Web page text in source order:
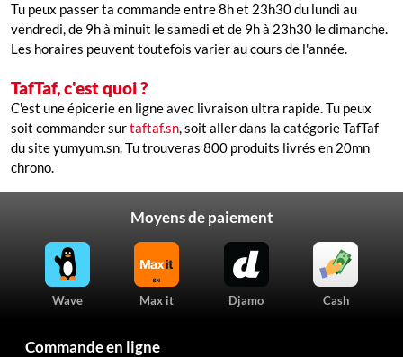
Tu peux passer ta commande entre 8h et 23h30 du lundi au
vendredi, de 9h à minuit le samedi et de 9h à 23h30 le dimanche.
Les horaires peuvent toutefois varier au cours de l'année.
TafTaf, c'est quoi ?
C'est une épicerie en ligne avec livraison ultra rapide. Tu peux
soit commander surtaftaf.sn, soit aller dans la catégorie TafTaf
du site yumyum.sn. Tu trouveras 800 produits livrés en 20mn
chrono.
Moyens de paiement
Wave Max it Djamo Cash
Commande en ligne